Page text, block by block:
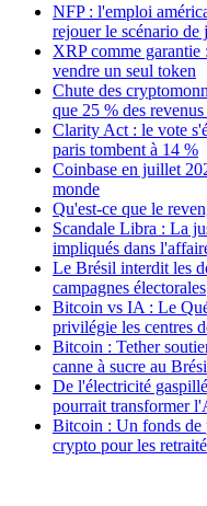
NFP : l'emploi
rejouer le scénario de
XRP comme
vendre un seul token
Chute des
que 25 % des
Clarity Act : le vote
paris tombent à 14 %
Coinbase en juillet
monde
Qu'est-ce que le
Scandale Libra : La
impliqués dans
Le Brésil interdit les
campagnes électorales
Bitcoin vs IA : Le
privilégie les centres
Bitcoin : Tether
canne à sucre au
De l'électricité
pourrait transformer
Bitcoin : Un fonds de
crypto pour les